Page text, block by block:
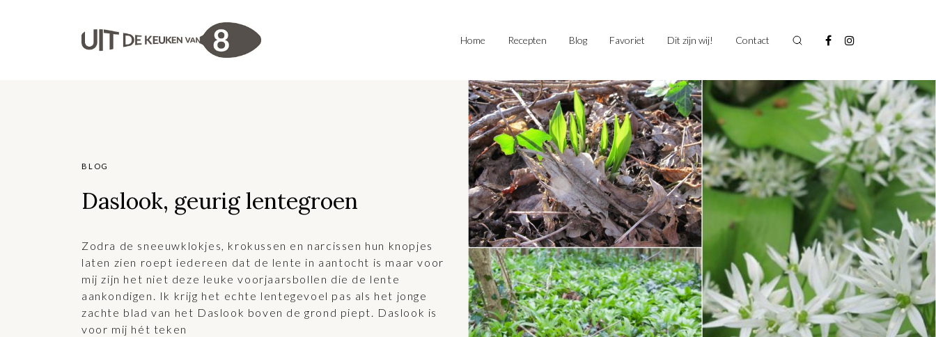
Home Recepten Blog Favoriet Dit zijn wij! Contact
BLOG
Daslook, geurig lentegroen
Zodra de sneeuwklokjes, krokussen en narcissen hun knopjes
laten zien roept iedereen dat de lente in aantocht is maar voor
mij zijn het niet deze leuke voorjaarsbollen die de lente
aankondigen. Ik krijg het echte lentegevoel pas als het jonge
zachte blad van het Daslook boven de grond piept. Daslook is
voor mij hét teken